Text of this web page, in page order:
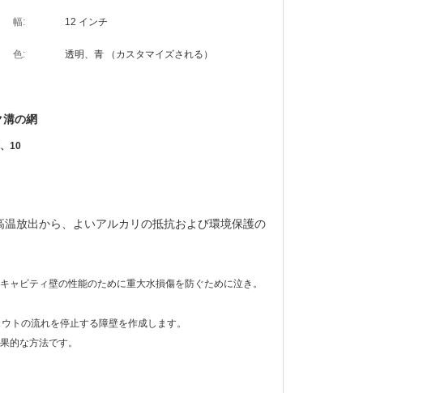
幅: 12 インチ
色: 透明、青 （カスタマイズされる）
溝の網
10
放出から、よいアルカリの抵抗および環境保護の
ビティ壁の性能のために重大水損傷を防ぐために泣き。
トの流れを停止する障壁を作成します。
的な方法です。